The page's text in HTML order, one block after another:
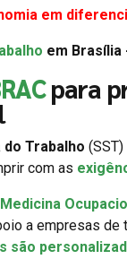
em
em Brasília
para
Trabalho
com as
Medicina
a empresas
são